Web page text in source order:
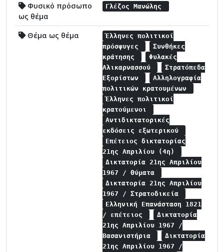
Φυσικό πρόσωπο
ως θέμα
Γλέζος Μανώλης
Θέμα ως θέμα
Έλληνες πολιτικοί
πρόσφυγες
Συνθήκες
κράτησης
Φυλακές
Αλικαρνασσού
Στρατόπεδα
Εξορίστων
Αλληλογραφία
πολιτικών κρατουμένων
Έλληνες πολιτικοί
κρατούμενοι
Αντιδικτατορικές
εκδόσεις εξωτερικού
Επέτειος δικτατορίας
21ης Απριλίου (4η)
Δικτατορία 21ης Απριλίου
1967 / Θύματα
Δικτατορία 21ης Απριλίου
1967 / Στρατοδικεία
Ελληνική Επανάσταση 1821
/ επέτειος
Δικτατορία
21ης Απριλίου 1967 /
Βασανιστήρια
Δικτατορία
21ης Απριλίου 1967 /